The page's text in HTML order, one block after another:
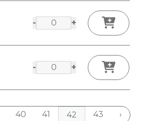
- +
- +
40 41 42 43 ›